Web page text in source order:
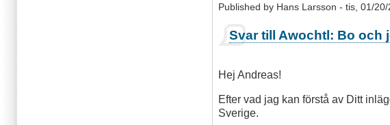
Published by Hans Larsson - tis, 01/
Svar till Awochtl: Bo och
Hej Andreas!
Efter vad jag kan förstå av Ditt
Sverige.